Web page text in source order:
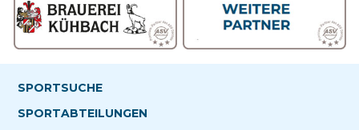
SPORTSUCHE
SPORTABTEILUNGEN